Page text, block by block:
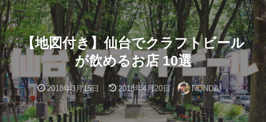
【地図付き】仙台でクラフトビール
が飲めるお店 10選
2018年3月15日 2018年4月20日 NONDA!